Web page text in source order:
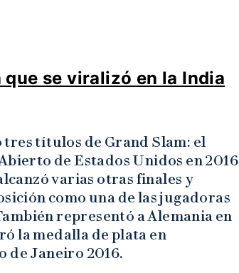
se viralizó en la India
títulos de Grand Slam: el
de Estados Unidos en 2016
varias otras finales y
como una de las jugadoras
representó a Alemania en
la medalla de plata en
de Janeiro 2016.